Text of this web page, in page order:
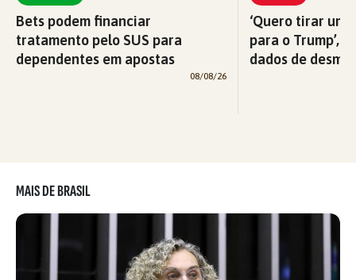
Bets podem financiar
tratamento pelo SUS para
dependentes em apostas
08/08/26
‘Quero tirar
para o Trump’,
dados de
MAIS DE BRASIL